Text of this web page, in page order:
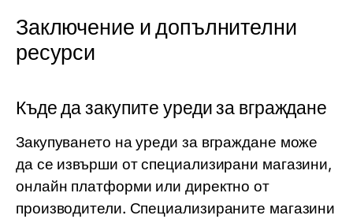
Заключение и допълнителни
ресурси
Къде да закупите уреди за вграждане
Закупуването на уреди за вграждане може
да се извърши от специализирани магазини,
онлайн платформи или директно от
производители. Специализираните магазини